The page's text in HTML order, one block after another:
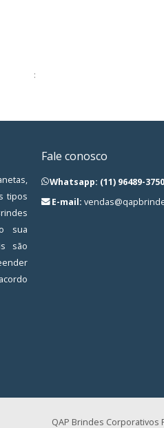
:
tipos
sua
são
Fale conosco
Whatsapp: (11) 96489-3750
E-mail:
QAP Brindes Corporativos